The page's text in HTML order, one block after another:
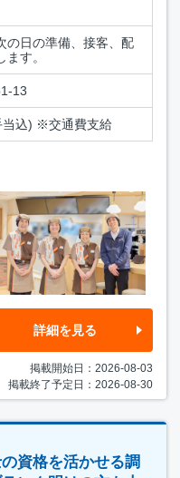
の日の準備、接客、配
す。
13
当込) ※交通費支給
詳細を見る
掲載開始日：2026-08-03
掲載終了予定日：2026-08-30
資格を活かせる調